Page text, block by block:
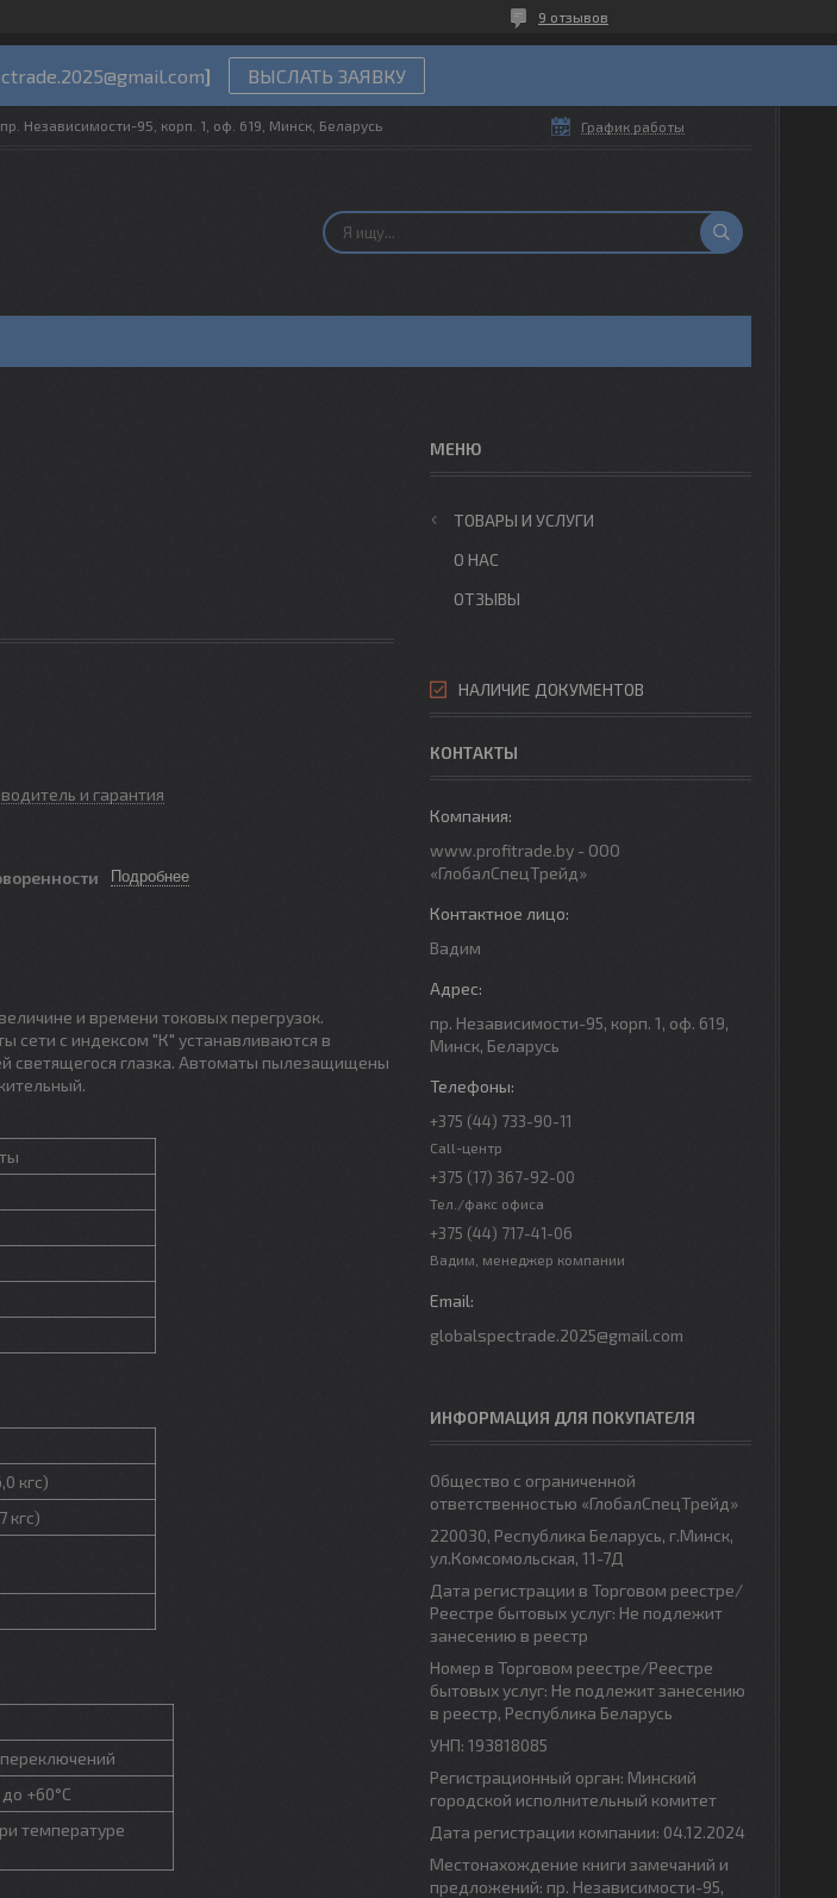
9 отзывов
] ВЫСЛАТЬ ЗАЯВКУ
пр. Независимости-95, корп. 1, оф. 619, Минск, Беларусь График работы
и гарантия
Подробнее
и времени токовых перегрузок.
с индексом "К" устанавливаются в
светящегося глазка. Автоматы пылезащищены
кгс)
кгс)
+60°С
температуре
ТОВАРЫ И УСЛУГИ
О НАС
ОТЗЫВЫ
НАЛИЧИЕ ДОКУМЕНТОВ
КОНТАКТЫ
www.profitrade.by - ООО
«ГлобалСпецТрейд»
Вадим
пр. Независимости-95, корп. 1, оф. 619,
Минск, Беларусь
+375 (44) 733-90-11
Call-центр
+375 (17) 367-92-00
Тел./факс офиса
+375 (44) 717-41-06
Вадим, менеджер компании
globalspectrade.2025@gmail.com
ИНФОРМАЦИЯ ДЛЯ ПОКУПАТЕЛЯ
Общество с ограниченной
ответственностью «ГлобалСпецТрейд»
220030, Республика Беларусь, г.Минск,
ул.Комсомольская, 11-7Д
Дата регистрации в Торговом реестре/
Реестре бытовых услуг: Не подлежит
занесению в реестр
Номер в Торговом реестре/Реестре
бытовых услуг: Не подлежит занесению
в реестр, Республика Беларусь
УНП: 193818085
Регистрационный орган: Минский
городской исполнительный комитет
Дата регистрации компании: 04.12.2024
Местонахождение книги замечаний и
предложений: пр. Независимости-95,